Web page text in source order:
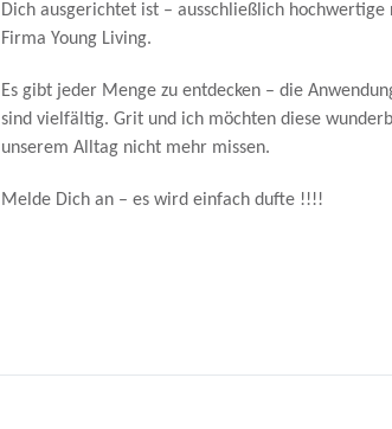
Dich ausgerichtet ist – ausschließlich
Firma Young Living.
Es gibt jeder Menge zu entdecken – die
sind vielfältig. Grit und ich möchten diese
unserem Alltag nicht mehr missen.
Melde Dich an – es wird einfach dufte !!!!